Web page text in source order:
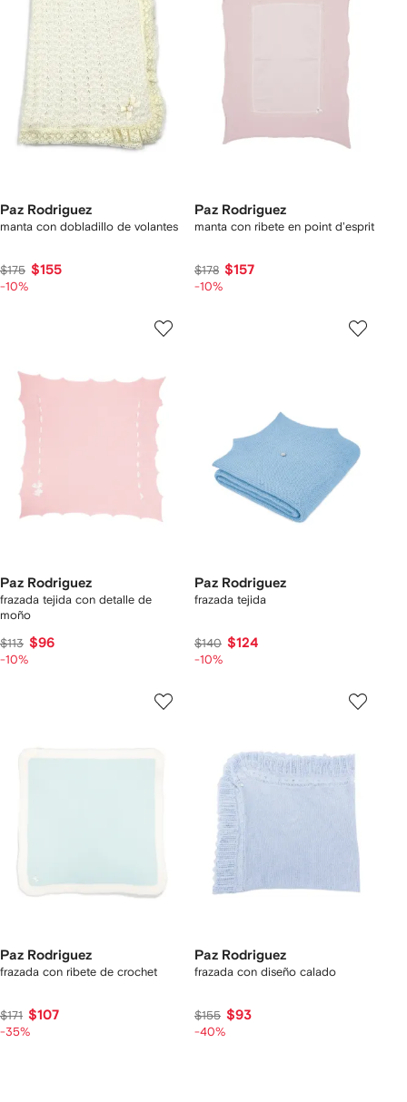
Paz Rodriguez
manta con dobladillo de volantes
$175 $155
-10%
Paz Rodriguez
manta con ribete en point d'esprit
$178 $157
-10%
Paz Rodriguez
frazada tejida con detalle de
moño
$113 $96
-10%
Paz Rodriguez
frazada tejida
$140 $124
-10%
Paz Rodriguez
frazada con ribete de crochet
$171 $107
-35%
Paz Rodriguez
frazada con diseño calado
$155 $93
-40%